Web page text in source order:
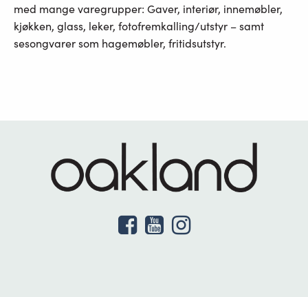
med mange varegrupper: Gaver, interiør, innemøbler,
kjøkken, glass, leker, fotofremkalling/utstyr – samt
sesongvarer som hagemøbler, fritidsutstyr.